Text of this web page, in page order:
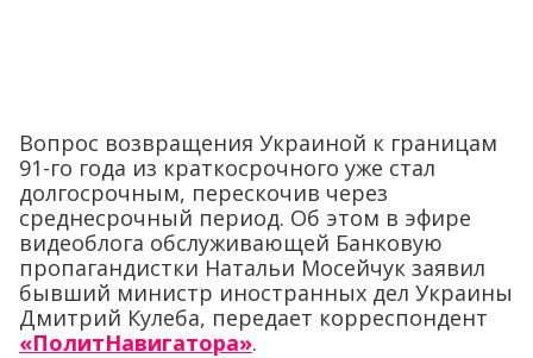
Вопрос возвращения Украиной к границам
91-го года из краткосрочного уже стал
долгосрочным, перескочив через
среднесрочный период. Об этом в эфире
видеоблога обслуживающей Банковую
пропагандистки Натальи Мосейчук заявил
бывший министр иностранных дел Украины
Дмитрий Кулеба, передает корреспондент
«ПолитНавигатора».